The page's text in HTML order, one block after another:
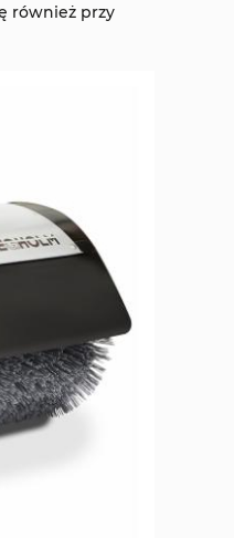
również przy